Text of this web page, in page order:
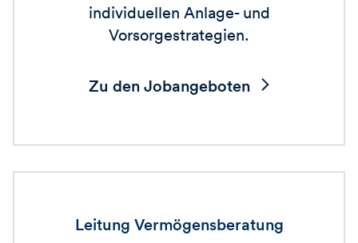
individuellen Anlage- und
Vorsorgestrategien.
Zu den Jobangeboten
Leitung Vermögensberatung